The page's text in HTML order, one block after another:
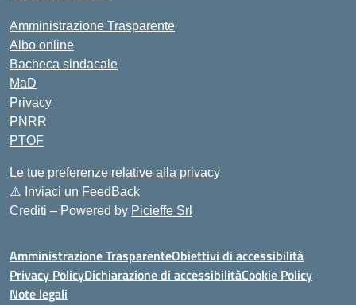
Amministrazione Trasparente
Albo online
Bacheca sindacale
MaD
Privacy
PNRR
PTOF
Le tue preferenze relative alla privacy
⚠️ Inviaci un FeedBack
Crediti – Powered by Picieffe Srl
Amministrazione TrasparenteObiettivi di accessibilità
Privacy PolicyDichiarazione di accessibilitàCookie Policy
Note legali